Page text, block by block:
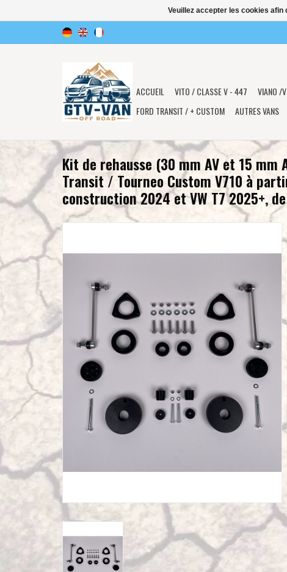
ACCUEIL VITO / CLASSE V - 447 VIANO /
FORD TRANSIT / + CUSTOM
AUTRES VANS
Kit de rehausse (30 mm AV et 15 mm
Transit / Tourneo Custom V710 à
construction 2024 et VW T7 2025+, de
Veuillez accepter les cookies